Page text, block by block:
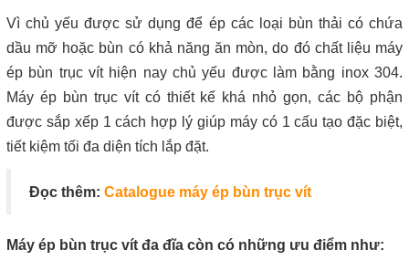
Vì chủ yếu được sử dụng để ép các loại bùn thải có chứa
dầu mỡ hoặc bùn có khả năng ăn mòn, do đó chất liệu máy
ép bùn trục vít hiện nay chủ yếu được làm bằng inox 304.
Máy ép bùn trục vít có thiết kế khá nhỏ gọn, các bộ phận
được sắp xếp 1 cách hợp lý giúp máy có 1 cấu tạo đặc biệt,
tiết kiệm tối đa diện tích lắp đặt.
Đọc thêm: Catalogue máy ép bùn trục vít
Máy ép bùn trục vít đa đĩa còn có những ưu điểm như: